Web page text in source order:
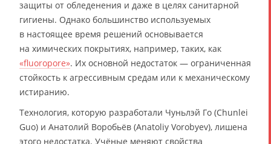
защиты от обледенения и даже в целях санитарной
гигиены. Однако большинство используемых
в настоящее время решений основывается
на химических покрытиях, например, таких, как
«fluoropore». Их основной недостаток — ограниченная
стойкость к агрессивным средам или к механическому
истиранию.
Технология, которую разработали Чуньлэй Го (Chunlei
Guo) и Анатолий Воробьёв (Anatoliy Vorobyev), лишена
этого недостатка. Учёные меняют свойства